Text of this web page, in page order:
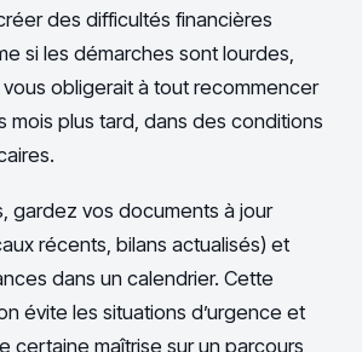
des difficultés financières
si les démarches sont lourdes,
obligerait à tout recommencer
mois plus tard, dans des conditions
gardez vos documents à jour
récents, bilans actualisés) et
dans un calendrier. Cette
évite les situations d’urgence et
certaine maîtrise sur un parcours